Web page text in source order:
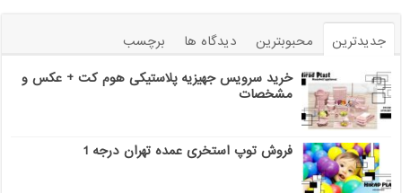
جدیدترین محبوبترین دیدگاه ها
برچسب
خرید سرویس جهیزیه پلاستیکی هوم کت + عکس و
مشخصات
فروش توپ استخری عمده تهران درجه 1